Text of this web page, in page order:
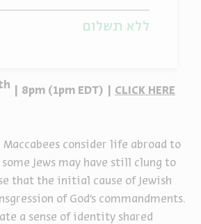
| 8pm (1pm EDT) | CLICK HERE
Maccabees consider life abroad to
Jews may have still clung to
that the initial cause of Jewish
of God's commandments.
a sense of identity shared
ללא תשלום